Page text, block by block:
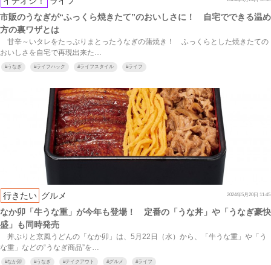
市販のうなぎが“ふっくら焼きたて”のおいしさに！ 自宅でできる温め
方の裏ワザとは
甘辛～いタレをたっぷりまとったうなぎの蒲焼き！ ふっくらとした焼きたての
おいしさを自宅で再現出来た…
#うなぎ #ライフハック #ライフスタイル #ライフ
行きたい グルメ 2024年5月20日 11:45
なか卯「牛うな重」が今年も登場！ 定番の「うな丼」や「うなぎ豪快
盛」も同時発売
丼ぶりと京風うどんの「なか卯」は、5月22日（水）から、「牛うな重」や「う
な重」などの“うなぎ商品”を…
#なか卯 #うなぎ #テイクアウト #グルメ #ライフ